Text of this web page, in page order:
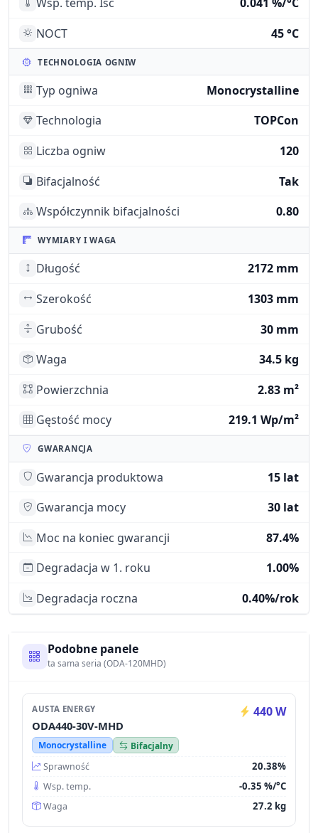
NOCT
45 °C
TECHNOLOGIA OGNIW
Typ ogniwa
Monocrystalline
Technologia
TOPCon
Liczba ogniw
120
Bifacjalność
Tak
Współczynnik bifacjalności
0.80
WYMIARY I WAGA
Długość
2172 mm
Szerokość
1303 mm
Grubość
30 mm
Waga
34.5 kg
Powierzchnia
2.83 m²
Gęstość mocy
219.1 Wp/m²
GWARANCJA
Gwarancja produktowa
15 lat
Gwarancja mocy
30 lat
Moc na koniec gwarancji
87.4%
Degradacja w 1. roku
1.00%
Degradacja roczna
0.40%/rok
Podobne panele
ta sama seria (ODA-120MHD)
AUSTA ENERGY 440 W
ODA440-30V-MHD
Monocrystalline
Bifacjalny
Sprawność
20.38%
Wsp. temp. -0.35 %/°C
Waga 27.2 kg